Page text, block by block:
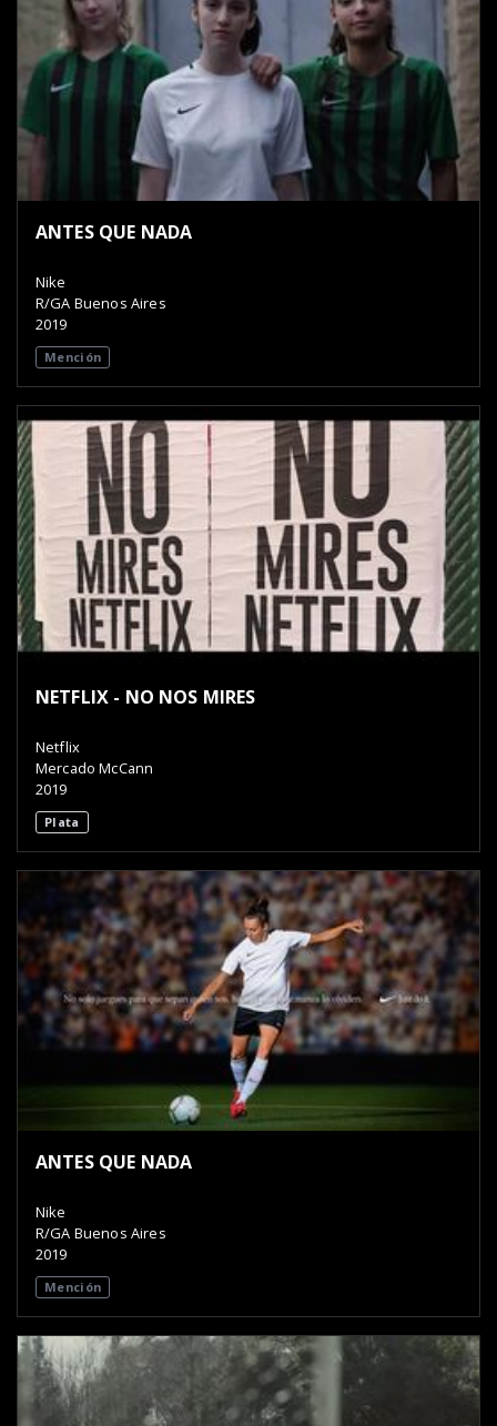
ANTES QUE NADA
Nike
R/GA Buenos Aires
2019
Mención
NETFLIX - NO NOS MIRES
Netflix
Mercado McCann
2019
Plata
ANTES QUE NADA
Nike
R/GA Buenos Aires
2019
Mención